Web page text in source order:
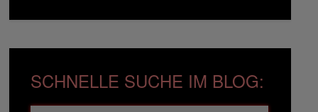
SCHNELLE SUCHE IM BLOG: